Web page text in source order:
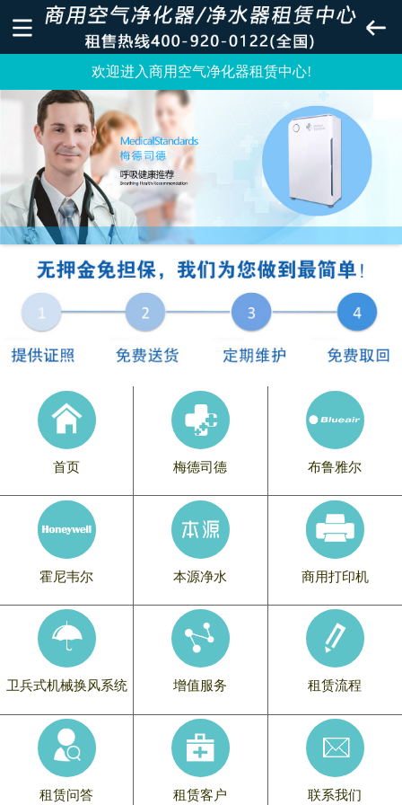
欢迎进入商用空气净化器租赁中心!
首页 梅德司德 布鲁雅尔
霍尼韦尔 本源净水 商用打印机
卫兵式机械换风系统 增值服务 租赁流程
租赁问答 租赁客户 联系我们